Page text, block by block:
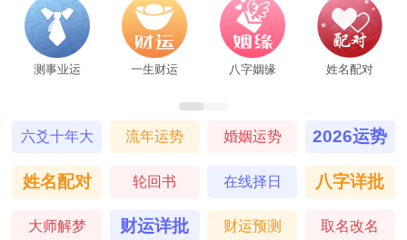
到无法跟上节奏，甚至产生被忽视的感觉。
因此，AB血型人在微信聊天时，需要注意控
连贯性和深度。他们可以尝试在某个话题上
多停留一会儿，与对方进行深入探讨，以增
进彼此的了解和信任。
测事业运 一生财运 八字姻缘 姓名配对
六爻十年大
运
流年运势 婚姻运势 2026运势
姓名配对 轮回书 在线择日 八字详批
大师解梦 财运详批 财运预测 取名改名